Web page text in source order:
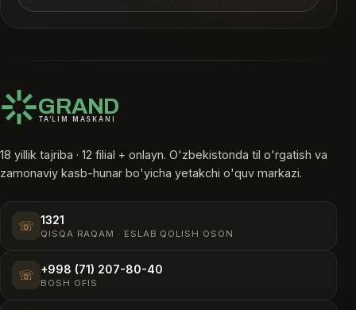
GRAND
TA’LIM MASKANI
18 yillik tajriba · 12 filial + onlayn. O'zbekistonda til o'rgatish va
zamonaviy kasb-hunar bo'yicha yetakchi o'quv markazi.
☏ 1321
QISQA RAQAM · ESLAB QOLISH OSON
☏ +998 (71) 207-80-40
BOSH OFIS